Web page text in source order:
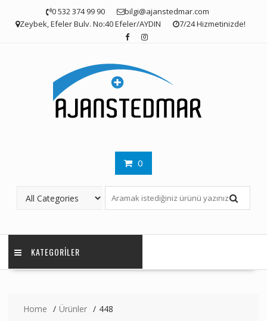
0 532 374 99 90
bilgi@ajanstedmar.com
Zeybek, Efeler Bulv. No:40 Efeler/AYDIN
7/24 Hizmetinizde!
0
KATEGORILER
Home Ürünler 448